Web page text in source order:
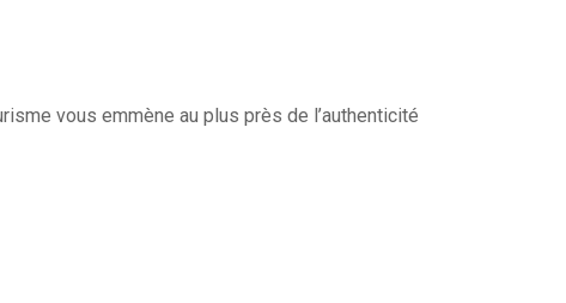
vous emmène au plus près de l’authenticité